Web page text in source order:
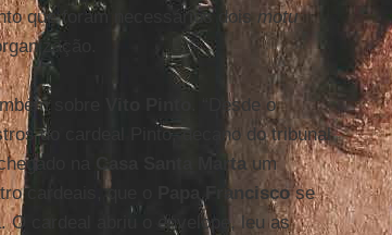
que foram necessários dois motu
sobre
. “Desde o
do cardeal Pinto, decano do tribunal
na Casa Santa Martaum
cardeais, que o Papa Franciscose
O cardeal abriu o envelope, leu as